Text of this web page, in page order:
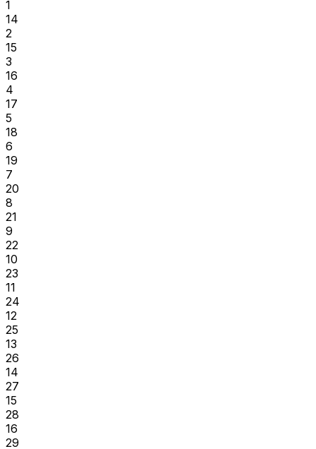
1
14
2
15
3
16
4
17
5
18
6
19
7
20
8
21
9
22
10
23
11
24
12
25
13
26
14
27
15
28
16
29